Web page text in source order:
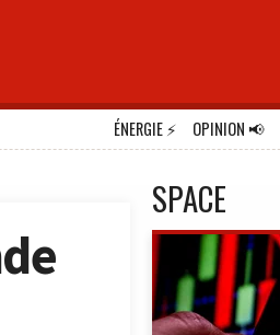
ÉNERGIE⚡ OPINION📢
SPACE